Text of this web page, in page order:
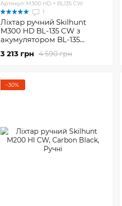
Артикул: M300 HD + BL135 CW
1
Ліхтар ручний Skilhunt
M300 HD BL-135 CW з
акумулятором BL-135
4 590 грн
3 213 грн
−30%